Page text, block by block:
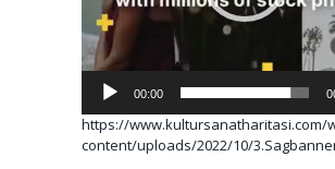
00:00
https://www.kultursanatharitasi.com/
content/uploads/2022/10/